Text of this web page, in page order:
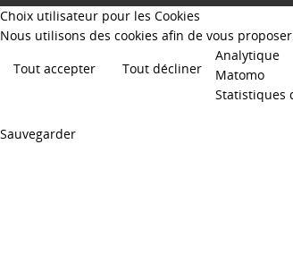
Choix utilisateur pour les Cookies
Nous utilisons des cookies afin de vous
Tout accepter
Tout décliner
Analytique
Matomo
Statistiques
Sauvegarder